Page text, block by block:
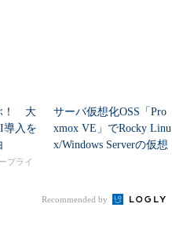
！ 大
導入を
プライ
サーバ仮想化OSS「Pro
xmox VE」でRocky Linu
x/Windows Serverの仮想
Recommended by